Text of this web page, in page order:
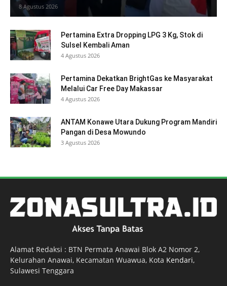
8 Agustus 2026
Pertamina Extra Dropping LPG 3 Kg, Stok di
Sulsel Kembali Aman
4 Agustus 2026
Pertamina Dekatkan BrightGas ke Masyarakat
Melalui Car Free Day Makassar
4 Agustus 2026
ANTAM Konawe Utara Dukung Program Mandiri
Pangan di Desa Mowundo
3 Agustus 2026
Alamat Redaksi : BTN Permata Anawai Blok A2 Nomor 2,
Kelurahan Anawai, Kecamatan Wuawua, Kota Kendari,
Sulawesi Tenggara